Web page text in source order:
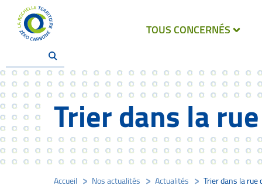
TOUS CONCERNÉS
Trier dans la
Accueil Nos actualités Actualités Trier dans la